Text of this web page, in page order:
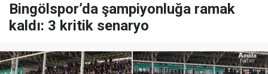
Bingölspor’da şampiyonluğa ramak
kaldı: 3 kritik senaryo